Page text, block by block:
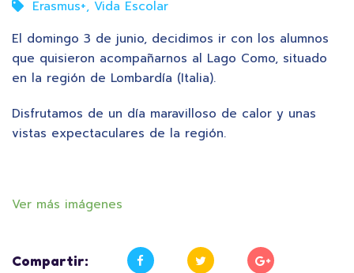
Erasmus+, Vida Escolar
El domingo 3 de junio, decidimos ir con los alumnos
que quisieron acompañarnos al Lago Como, situado
en la región de Lombardía (Italia).
Disfrutamos de un día maravilloso de calor y unas
vistas expectaculares de la región.
Ver más imágenes
Compartir: